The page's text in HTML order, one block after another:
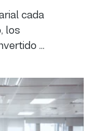
cada
los
...